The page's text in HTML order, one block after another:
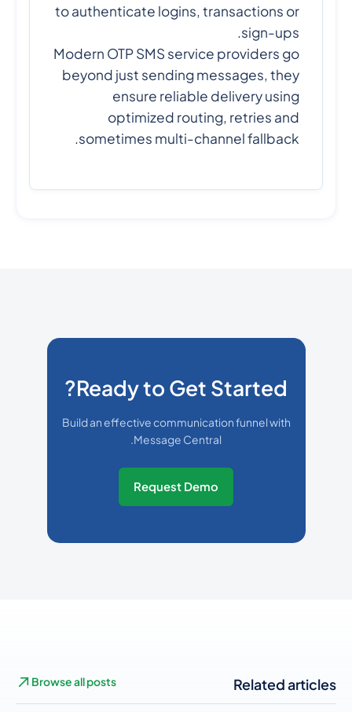
to authenticate logins, transactions or
sign-ups.
Modern OTP SMS service providers go
beyond just sending messages, they
ensure reliable delivery using
optimized routing, retries and
sometimes multi-channel fallback.
Ready to Get Started?
Build an effective communication funnel with
Message Central.
Request Demo
Related articles
Browse all posts